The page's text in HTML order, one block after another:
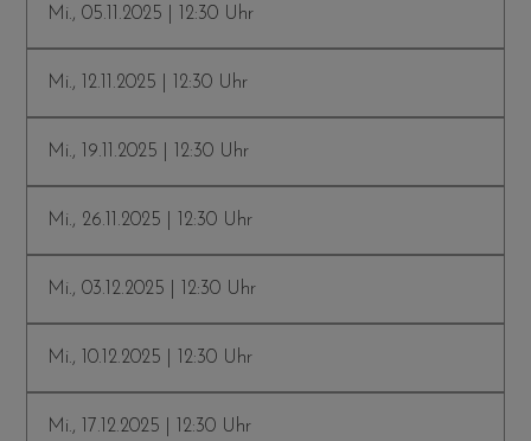
Mi., 05.11.2025 | 12:30 Uhr
Mi., 12.11.2025 | 12:30 Uhr
Mi., 19.11.2025 | 12:30 Uhr
Mi., 26.11.2025 | 12:30 Uhr
Mi., 03.12.2025 | 12:30 Uhr
Mi., 10.12.2025 | 12:30 Uhr
Mi., 17.12.2025 | 12:30 Uhr